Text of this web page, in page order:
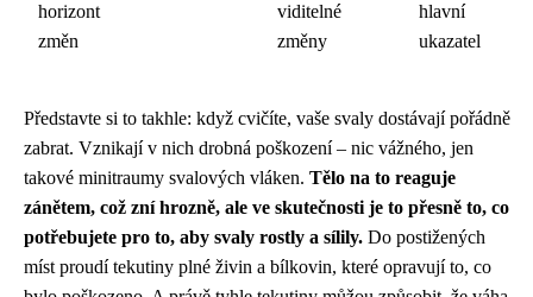
horizont
změn
viditelné
změny
hlavní
ukazatel
Představte si to takhle: když cvičíte, vaše svaly dostávají pořádně
zabrat. Vznikají v nich drobná poškození – nic vážného, jen
takové minitraumy svalových vláken. Tělo na to reaguje
zánětem, což zní hrozně, ale ve skutečnosti je to přesně to, co
potřebujete pro to, aby svaly rostly a sílily. Do postižených
míst proudí tekutiny plné živin a bílkovin, které opravují to, co